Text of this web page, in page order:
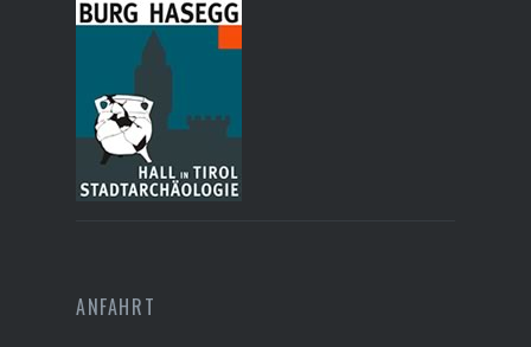
ANFAHRT